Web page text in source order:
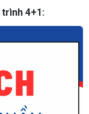
4+1: